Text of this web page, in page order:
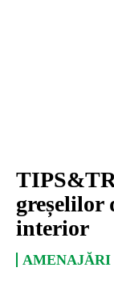
greșelilor
interior
AMENAJĂRI